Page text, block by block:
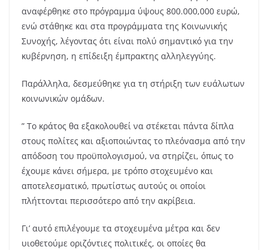
αναφέρθηκε στο πρόγραμμα ύψους 800.000,000 ευρώ,
ενώ στάθηκε και στα προγράμματα της Κοινωνικής
Συνοχής, λέγοντας ότι είναι πολύ σημαντικό για την
κυβέρνηση, η επίδειξη έμπρακτης αλληλεγγύης.
Παράλληλα, δεσμεύθηκε για τη στήριξη των ευάλωτων
κοινωνικών ομάδων.
” Το κράτος θα εξακολουθεί να στέκεται πάντα δίπλα
στους πολίτες και αξιοποιώντας το πλεόνασμα από την
απόδοση του προϋπολογισμού, να στηρίζει, όπως το
έχουμε κάνει σήμερα, με τρόπο στοχευμένο και
αποτελεσματικό, πρωτίστως αυτούς οι οποίοι
πλήττονται περισσότερο από την ακρίβεια.
Γι’ αυτό επιλέγουμε τα στοχευμένα μέτρα και δεν
υιοθετούμε οριζόντιες πολιτικές, οι οποίες θα